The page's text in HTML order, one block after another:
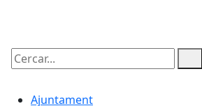
Cercar:
Ajuntament